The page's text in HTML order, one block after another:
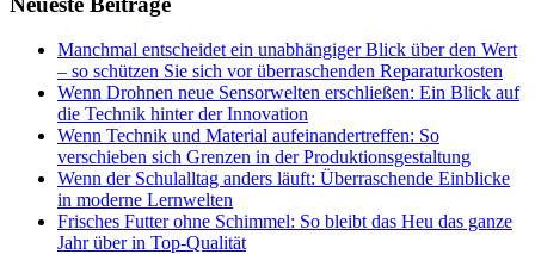
Manchmal entscheidet ein unabhängiger Blick über den Wert
– so schützen Sie sich vor überraschenden Reparaturkosten
Wenn Drohnen neue Sensorwelten erschließen: Ein Blick auf
die Technik hinter der Innovation
Wenn Technik und Material aufeinandertreffen: So
verschieben sich Grenzen in der Produktionsgestaltung
Wenn der Schulalltag anders läuft: Überraschende Einblicke
in moderne Lernwelten
Frisches Futter ohne Schimmel: So bleibt das Heu das ganze
Jahr über in Top-Qualität